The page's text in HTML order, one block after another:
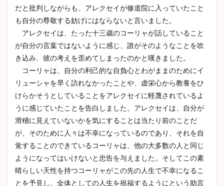
だと批判しながらも、アレクセイが修道院に入っていたこと
も自分の尊敬する妨げにはならないと言いました。
アレクセイは、たった十三歳のコーリャが話していること
が自分の言葉ではないように感じ、誰がそのようなことを吹
き込み、彼の考えを歪めてしまったのかと嘆きました。
コーリャは、自分の利己的な自負心とわがままのためにイ
リューシャを早く訪れなかったことや、虚栄心から教養をひ
けらかそうとしていることをアレクセイに軽蔑されているよ
うに感じていたことを告白しました。アレクセイは、自分が
滑稽に見えていないかを気にすることは当たり前のことだ
が、そのために人々は不幸になっているのであり、それを自
覚することのできているコーリャは、他の大多数の人と同じ
ようになってはいけないと忠告を与えました。そしてこの素
晴らしい天性を持つコーリャがこの先の人生で不幸になるこ
とを予見し、全体としての人生を祝福するようにという助言